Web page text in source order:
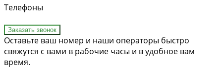
Телефоны
Заказать звонок
Оставьте ваш номер и наши операторы быстро
свяжутся с вами в рабочие часы и в удобное вам
время.